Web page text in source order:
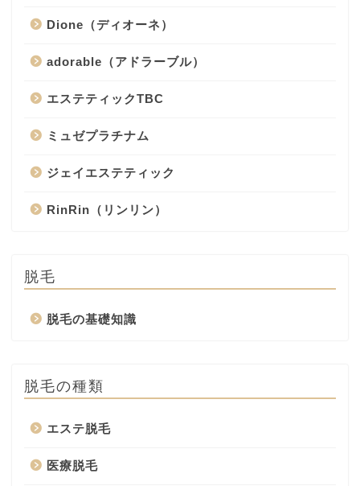
Dione（ディオーネ）
adorable（アドラーブル）
エステティックTBC
ミュゼプラチナム
ジェイエステティック
RinRin（リンリン）
脱毛
脱毛の基礎知識
脱毛の種類
エステ脱毛
医療脱毛